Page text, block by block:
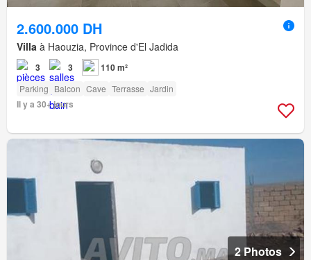
2.600.000 DH
Villa à Haouzia, Province d'El Jadida
3 3 110 m²
Parking Balcon Cave Terrasse Jardin
Il y a 30+ jours
2 Photos